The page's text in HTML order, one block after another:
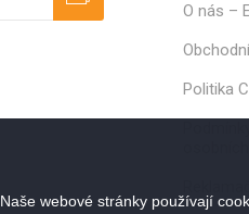
O nás –
Politika
Naše webové stránky používají